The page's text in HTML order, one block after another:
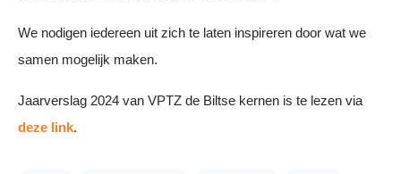
We nodigen iedereen uit zich te laten inspireren door wat we
samen mogelijk maken.
Jaarverslag 2024 van VPTZ de Biltse kernen is te lezen via
deze link.